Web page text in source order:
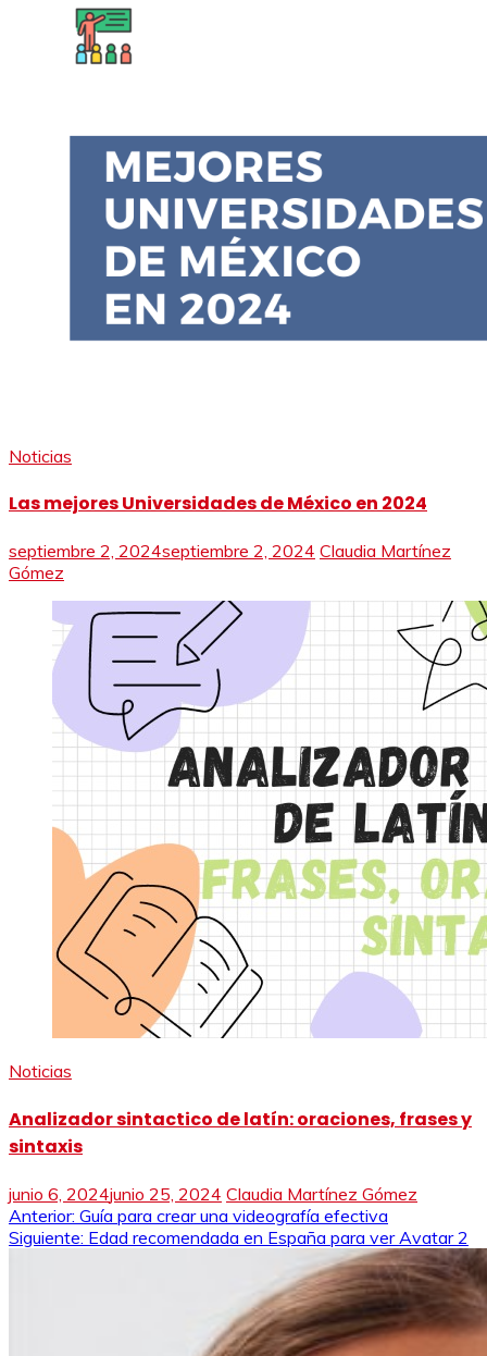
Noticias
Las mejores Universidades de México en 2024
septiembre 2, 2024septiembre 2, 2024 Claudia Martínez
Gómez
Noticias
Analizador sintactico de latín: oraciones, frases y
sintaxis
junio 6, 2024junio 25, 2024 Claudia Martínez Gómez
Navegación
de
Anterior: Guía para crear una videografía efectiva
Siguiente: Edad recomendada en España para ver Avatar 2